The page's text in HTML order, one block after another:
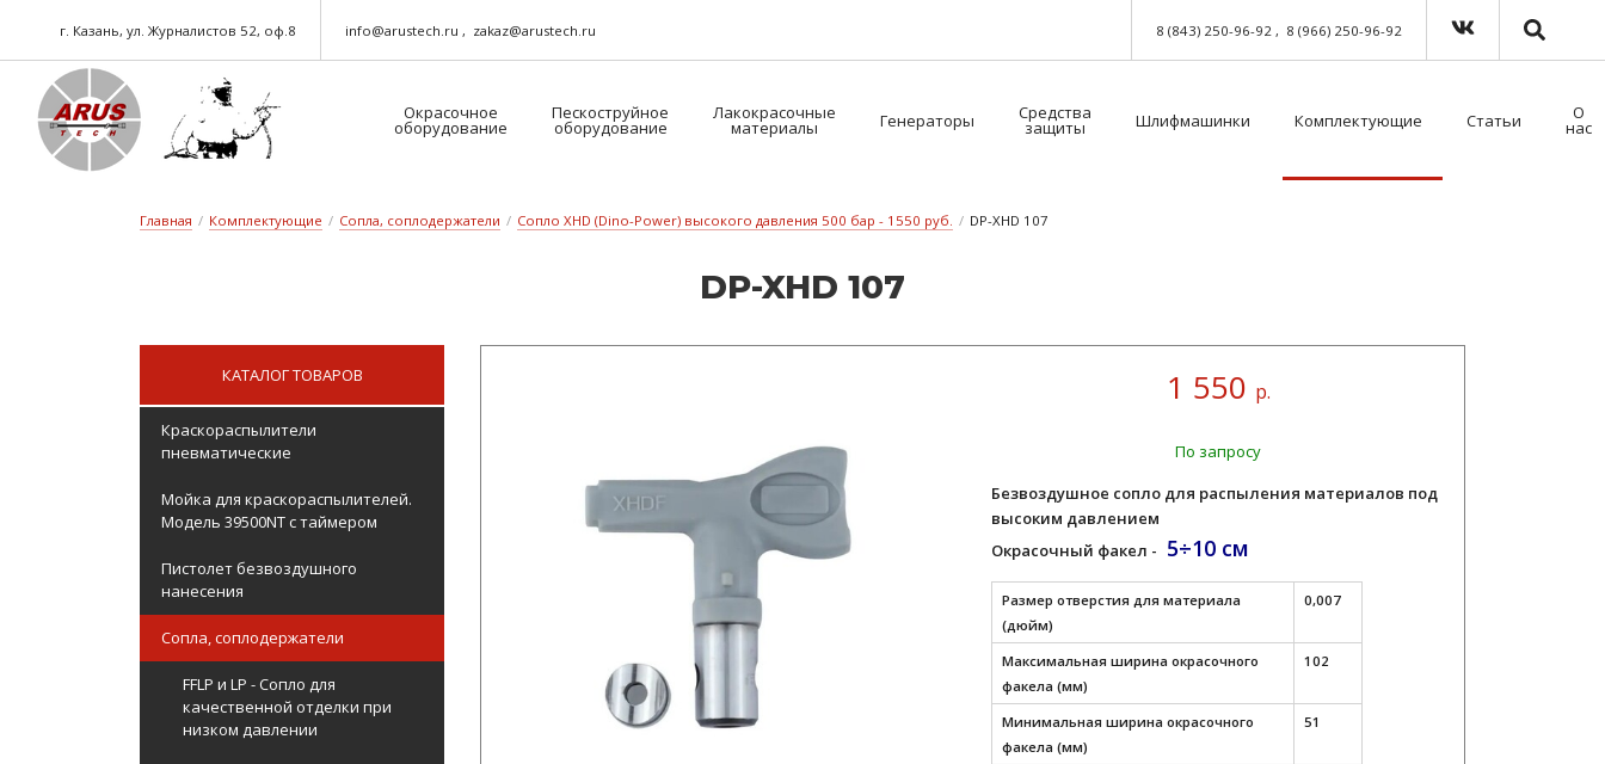
г. Казань, ул. Журналистов 52, оф.8 info@arustech.ru zakaz@arustech.ru 8 (843) 250-96-92 8 (966) 250-96-92
Окрасочное
оборудование
Пескоструйное
оборудование
Лакокрасочные
материалы Генераторы Средства
защиты Шлифмашинки Комплектующие Статьи О
нас
Главная / Комплектующие / Сопла, соплодержатели / Сопло XHD (Dino-Power) высокого давления 500 бар - 1550 руб. / DP-XHD 107
DP-XHD 107
КАТАЛОГ ТОВАРОВ
Краскораспылители
пневматические
Мойка для краскораспылителей.
Модель 39500NT с таймером
Пистолет безвоздушного
нанесения
Сопла, соплодержатели
FFLP и LP - Сопло для
качественной отделки при
низком давлении
1 550 р.
По запросу
Безвоздушное сопло для распыления материалов под
высоким давлением
Окрасочный факел - 5÷10 см
Размер отверстия для материала
(дюйм)
0,007
Максимальная ширина окрасочного
факела (мм)
102
Минимальная ширина окрасочного
факела (мм)
51